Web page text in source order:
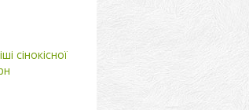
сінокісної